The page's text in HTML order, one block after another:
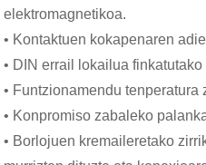
elektromagnetikoa.
• Kontaktuen kokapenaren
• DIN errail lokailua
• Funtzionamendu tenperatura
• Konpromiso zabaleko
• Borlojuen kremaileretako